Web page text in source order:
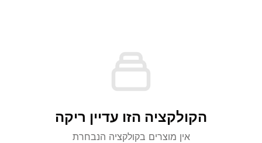
הקולקציה הזו עדיין ריקה
אין מוצרים בקולקציה הנבחרת